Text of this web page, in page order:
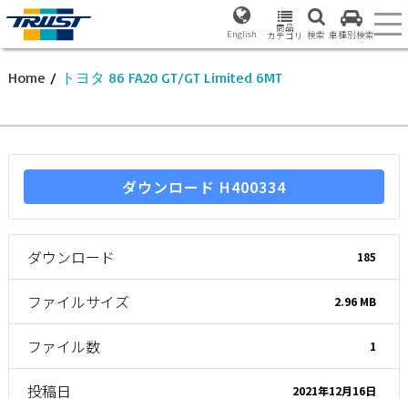
English 商品
カテゴリ 検索 車種別検索
Home / トヨタ 86 FA20 GT/GT Limited 6MT
ダウンロード H400334
ダウンロード 185
ファイルサイズ 2.96 MB
ファイル数 1
投稿日 2021年12月16日